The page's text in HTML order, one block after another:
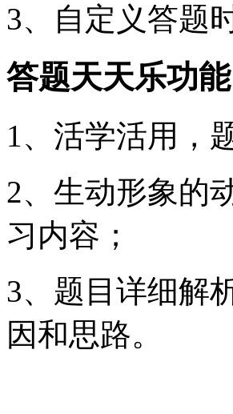
3、自定义答题
答题天天乐功能
1、活学活用，
2、生动形象的
习内容；
3、题目详细解
因和思路。